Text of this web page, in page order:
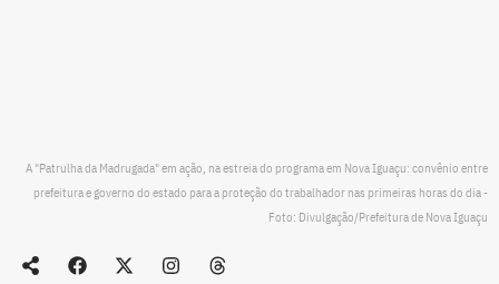
A "Patrulha da Madrugada" em ação, na estreia do programa em Nova Iguaçu: convênio entre
prefeitura e governo do estado para a proteção do trabalhador nas primeiras horas do dia -
Foto: Divulgação/Prefeitura de Nova Iguaçu